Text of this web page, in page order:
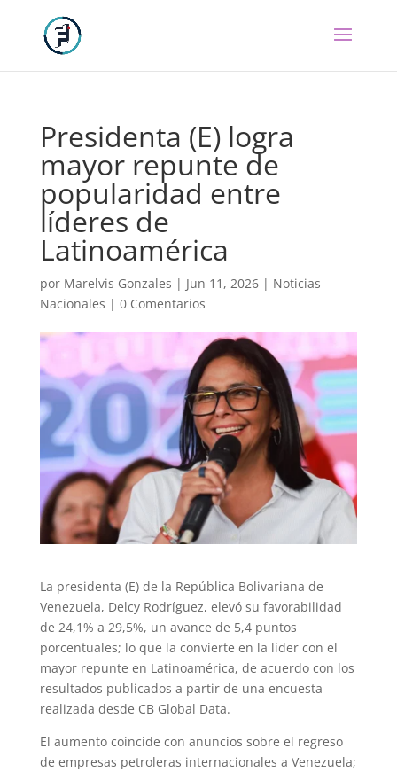
Presidenta (E) logra
mayor repunte de
popularidad entre
líderes de
Latinoamérica
por Marelvis Gonzales | Jun 11, 2026| Noticias
Nacionales | 0 Comentarios
La presidenta (E) de la República Bolivariana de
Venezuela, Delcy Rodríguez, elevó su favorabilidad
de 24,1% a 29,5%, un avance de 5,4 puntos
porcentuales; lo que la convierte en la líder con el
mayor repunte en Latinoamérica, de acuerdo con los
resultados publicados a partir de una encuesta
realizada desde CB Global Data.
El aumento coincide con anuncios sobre el regreso
de empresas petroleras internacionales a Venezuela;